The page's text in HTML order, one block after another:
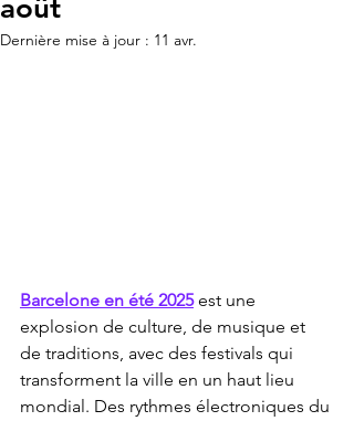
août
Dernière mise à jour : 11 avr.
Barcelone en été 2025 est une
explosion de culture, de musique et
de traditions, avec des festivals qui
transforment la ville en un haut lieu
mondial. Des rythmes électroniques du